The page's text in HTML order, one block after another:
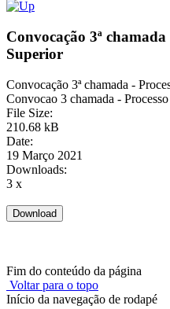
Convocação 3ª
Superior
Convocação 3ª chamada -
Convocao 3 chamada -
File Size:
210.68 kB
Date:
19 Março 2021
Downloads:
3 x
Fim do conteúdo da página
Voltar para o topo
Início da navegação de rodapé